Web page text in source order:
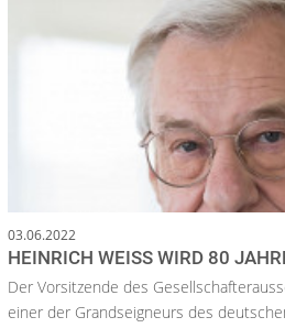
03.06.2022
HEINRICH WEISS WIRD 80 JAHRE
Der Vorsitzende des
einer der Grandseigneurs des